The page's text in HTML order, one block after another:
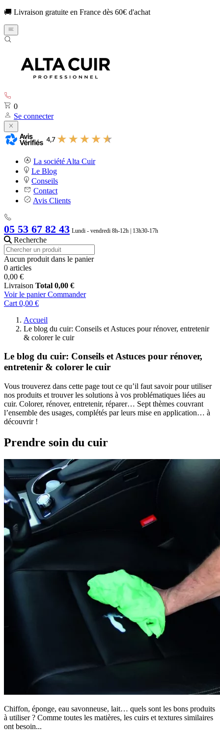
🚚 Livraison gratuite en France dès 60€ d'achat
0
Se connecter
La société Alta Cuir
Le Blog
Conseils
Contact
Avis Clients
05 53 67 82 43 Lundi - vendredi 8h-12h | 13h30-17h
Recherche
Aucun produit dans le panier
0 articles
0,00 €
Livraison Total 0,00 €
Voir le panier Commander
Cart 0,00 €
Accueil
Le blog du cuir: Conseils et Astuces pour rénover, entretenir
& colorer le cuir
Le blog du cuir: Conseils et Astuces pour rénover,
entretenir & colorer le cuir
Vous trouverez dans cette page tout ce qu’il faut savoir pour utiliser
nos produits et trouver les solutions à vos problématiques liées au
cuir. Colorer, rénover, entretenir, réparer… Sept thèmes couvrant
l’ensemble des usages, complétés par leurs mise en application… à
découvrir !
Prendre soin du cuir
Chiffon, éponge, eau savonneuse, lait… quels sont les bons produits
à utiliser ? Comme toutes les matières, les cuirs et textures similaires
ont besoin...